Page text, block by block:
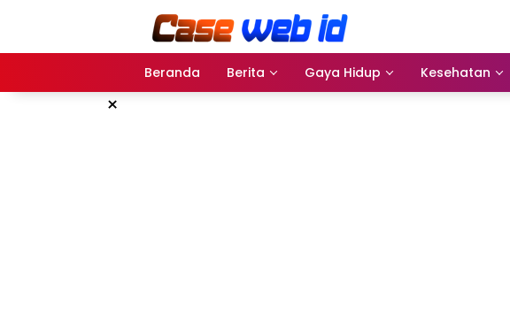
Beranda Berita Gaya Hidup Kesehatan
×